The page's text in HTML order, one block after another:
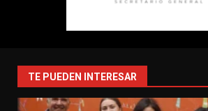
TE PUEDEN INTERESAR